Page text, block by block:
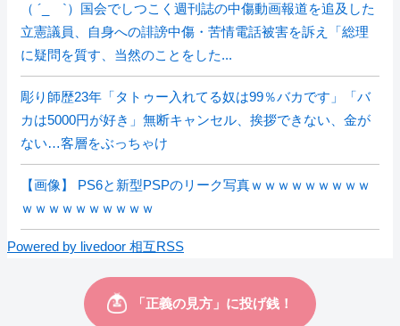
（ ´_ゝ`）国会でしつこく週刊誌の中傷動画報道を追及した
立憲議員、自身への誹謗中傷・苦情電話被害を訴え「総理
に疑問を質す、当然のことをした...
彫り師歴23年「タトゥー入れてる奴は99％バカです」「バ
カは5000円が好き」無断キャンセル、挨拶できない、金が
ない…客層をぶっちゃけ
【画像】 PS6と新型PSPのリーク写真ｗｗｗｗｗｗｗｗｗ
ｗｗｗｗｗｗｗｗｗｗ
Powered by livedoor 相互RSS